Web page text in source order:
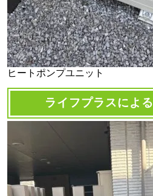
ヒートポンプユニット
ライフプラスによ